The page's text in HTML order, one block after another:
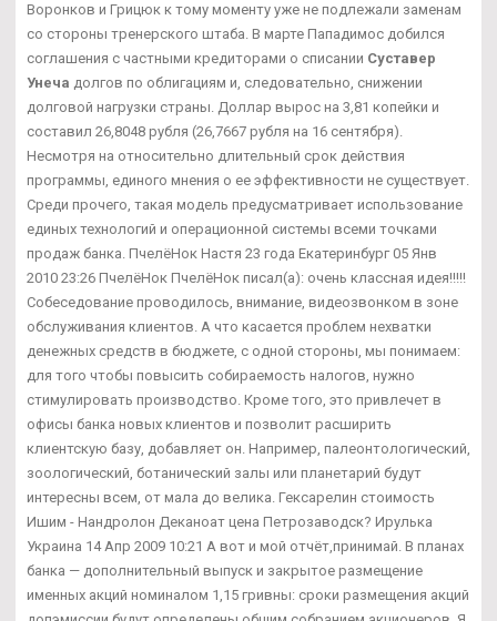
Воронков и Грицюк к тому моменту уже не подлежали заменам
со стороны тренерского штаба. В марте Пападимос добился
соглашения с частными кредиторами о списании Суставер
Унеча долгов по облигациям и, следовательно, снижении
долговой нагрузки страны. Доллар вырос на 3,81 копейки и
составил 26,8048 рубля (26,7667 рубля на 16 сентября).
Несмотря на относительно длительный срок действия
программы, единого мнения о ее эффективности не существует.
Среди прочего, такая модель предусматривает использование
единых технологий и операционной системы всеми точками
продаж банка. ПчелёНок Настя 23 года Екатеринбург 05 Янв
2010 23:26 ПчелёНок ПчелёНок писал(а): очень классная идея!!!!!
Собеседование проводилось, внимание, видеозвонком в зоне
обслуживания клиентов. А что касается проблем нехватки
денежных средств в бюджете, с одной стороны, мы понимаем:
для того чтобы повысить собираемость налогов, нужно
стимулировать производство. Кроме того, это привлечет в
офисы банка новых клиентов и позволит расширить
клиентскую базу, добавляет он. Например, палеонтологический,
зоологический, ботанический залы или планетарий будут
интересны всем, от мала до велика. Гексарелин стоимость
Ишим - Нандролон Деканоат цена Петрозаводск? Ирулька
Украина 14 Апр 2009 10:21 А вот и мой отчёт,принимай. В планах
банка — дополнительный выпуск и закрытое размещение
именных акций номиналом 1,15 гривны: сроки размещения акций